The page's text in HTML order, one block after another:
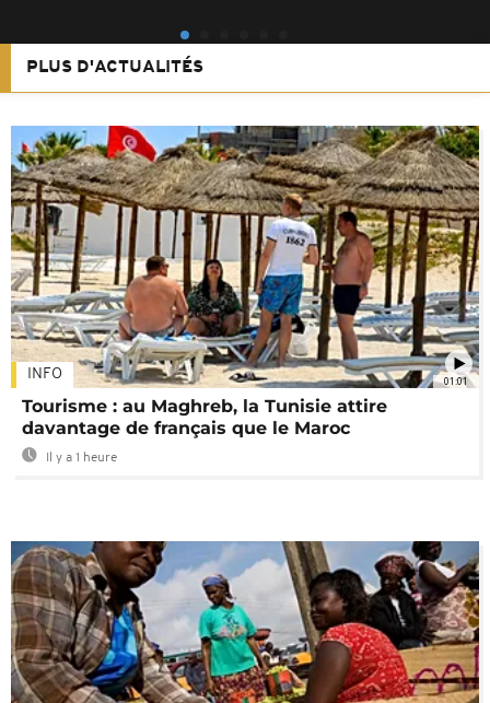
PLUS D'ACTUALITÉS
01:01
INFO
Tourisme : au Maghreb, la Tunisie attire
davantage de français que le Maroc
Il y a 1 heure